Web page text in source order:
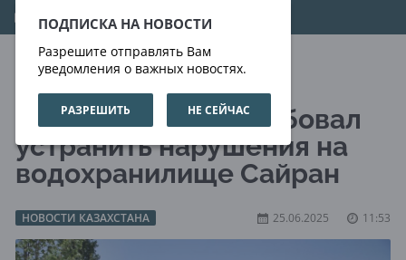
ПОДПИСКА НА НОВОСТИ
Разрешите отправлять Вам
уведомления о важных новостях.
РАЗРЕШИТЬ НЕ СЕЙЧАС
09.08.2026 13:20:22
Аким Алматы потребовал
устранить нарушения на
водохранилище Сайран
НОВОСТИ КАЗАХСТАНА 25.06.2025 11:53